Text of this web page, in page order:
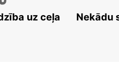
uz ceļa Nekādu